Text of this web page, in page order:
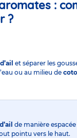
:
?
et séparer les
ou au milieu de
de manière
pointu vers le haut.